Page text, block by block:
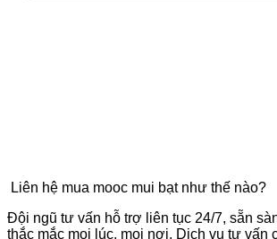
Liên hệ mua mooc mui bạt như thế nào?
Đội ngũ tư vấn hỗ trợ liên tục 24/7, sẵn
thắc mắc mọi lúc, mọi nơi. Dịch vụ tư vấn